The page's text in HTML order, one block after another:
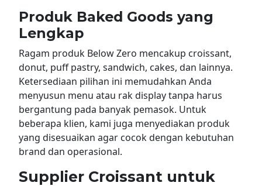
Produk Baked Goods yang
Lengkap
Ragam produk Below Zero mencakup croissant,
donut, puff pastry, sandwich, cakes, dan lainnya.
Ketersediaan pilihan ini memudahkan Anda
menyusun menu atau rak display tanpa harus
bergantung pada banyak pemasok. Untuk
beberapa klien, kami juga menyediakan produk
yang disesuaikan agar cocok dengan kebutuhan
brand dan operasional.
Supplier Croissant untuk